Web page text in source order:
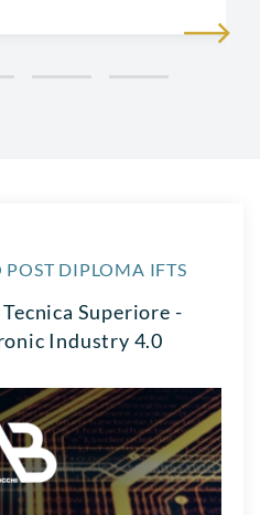
POST DIPLOMA IFTS
Superiore -
Industry 4.0